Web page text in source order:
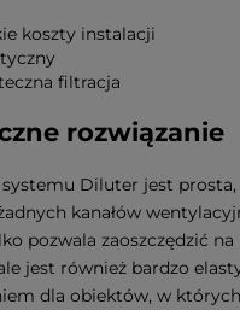
koszty instalacji
filtracja
rozwiązanie
Diluter jest
kanałów
pozwala zaoszczędzić na
jest również bardzo
dla obiektów, w